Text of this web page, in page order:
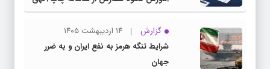
دات کام
گزارش
۱۴ اردیبهشت ۱۴۰۵
شرایط تنگه هرمز به نفع ایران و به ضرر
جهان